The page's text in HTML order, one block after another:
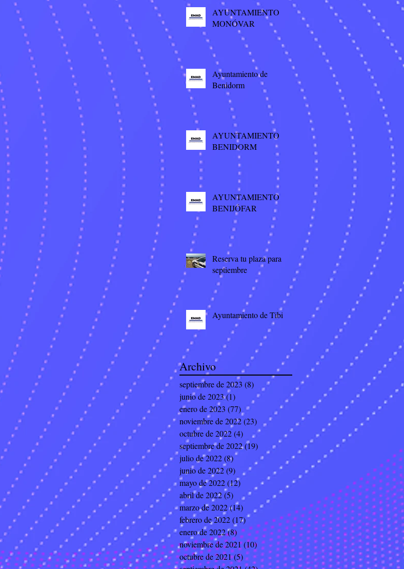
AYUNTAMIENTO
MONÓVAR
Ayuntamiento de
Benidorm
AYUNTAMIENTO
BENIDORM
AYUNTAMIENTO
BENIJÓFAR
Reserva tu plaza para
septiembre
Ayuntamiento de Tibi
Archivo
septiembre de 2023 (8) 8 entradas
junio de 2023(1) 1 entrada
enero de 2023 (77) 77 entradas
noviembre de 2022(23) 23 entradas
octubre de 2022(4) 4 entradas
septiembre de 2022(19) 19 entradas
julio de 2022(8)8 entradas
junio de 2022(9) 9 entradas
mayo de 2022(12) 12 entradas
abril de 2022(5) 5 entradas
marzo de 2022(14) 14 entradas
febrero de 2022(17)17 entradas
enero de 2022(8)8 entradas
noviembre de 2021(10)10 entradas
octubre de 2021(5) 5 entradas